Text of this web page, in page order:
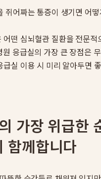
쥐어짜는 통증이 생기면 어
떤 심뇌혈관 질환을 전문적
응급실의 가장 큰 장점은
실 이용 시 미리 알아두면
가장 위급한
함께합니다